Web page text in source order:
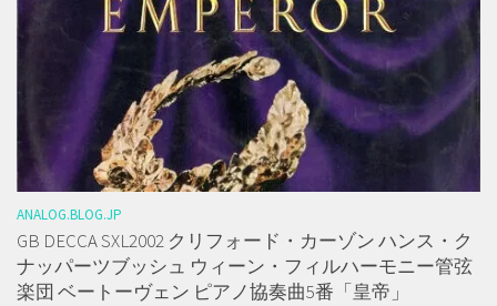
ANALOG.BLOG.JP
GB DECCA SXL2002 クリフォード・カーゾン ハンス・ク
ナッパーツブッシュ ウィーン・フィルハーモニー管弦
楽団 ベートーヴェン ピアノ協奏曲5番「皇帝」